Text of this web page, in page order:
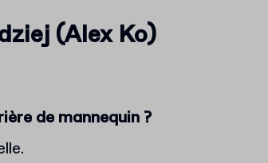
(Alex Ko)
de mannequin ?